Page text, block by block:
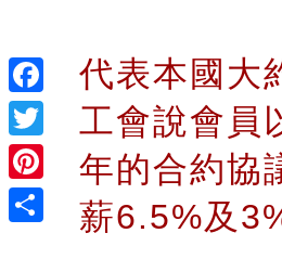
Facebook
Twitter
Pinterest
代表本國大
工會說會員
年的合約協
薪6.5%及